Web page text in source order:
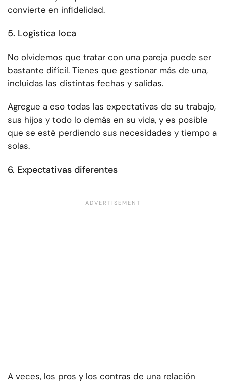
convierte en infidelidad.
5. Logística loca
No olvidemos que tratar con una pareja puede ser
bastante difícil. Tienes que gestionar más de una,
incluidas las distintas fechas y salidas.
Agregue a eso todas las expectativas de su trabajo,
sus hijos y todo lo demás en su vida, y es posible
que se esté perdiendo sus necesidades y tiempo a
solas.
6. Expectativas diferentes
A veces, los pros y los contras de una relación